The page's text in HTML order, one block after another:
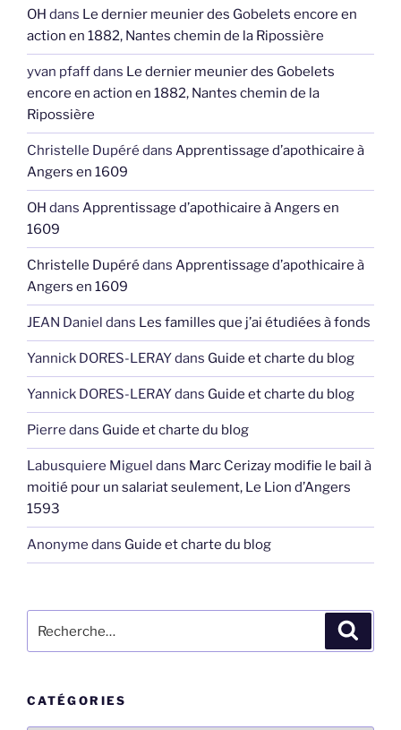
OH dans Le dernier meunier des Gobelets encore en
action en 1882, Nantes chemin de la Ripossière
yvan pfaffdans Le dernier meunier des Gobelets
encore en action en 1882, Nantes chemin de la
Ripossière
Christelle Dupéré dans Apprentissage d’apothicaire à
Angers en 1609
OH dans Apprentissage d’apothicaire à Angers en
1609
Christelle Dupéré dans Apprentissage d’apothicaire à
Angers en 1609
JEAN Daniel dans Les familles que j’ai étudiées à fonds
Yannick DORES-LERAYdans Guide et charte du blog
Yannick DORES-LERAYdans Guide et charte du blog
Pierre dans Guide et charte du blog
Labusquiere Miguel dans Marc Cerizay modifie le bail à
moitié pour un salariat seulement, Le Lion d’Angers
1593
Anonyme dans Guide et charte du blog
pour
CATÉGORIES